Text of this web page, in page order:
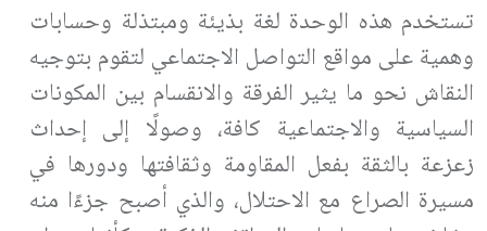
تستخدم هذه الوحدة لغة بذيئة ومبتذلة وحسابات
وهمية على مواقع التواصل الاجتماعي لتقوم بتوجيه
النقاش نحو ما يثير الفرقة والانقسام بين المكونات
السياسية والاجتماعية كافة، وصولًا إلى إحداث
زعزعة بالثقة بفعل المقاومة وثقافتها ودورها في
مسيرة الصراع مع الاحتلال، والذي أصبح جزءًا منه